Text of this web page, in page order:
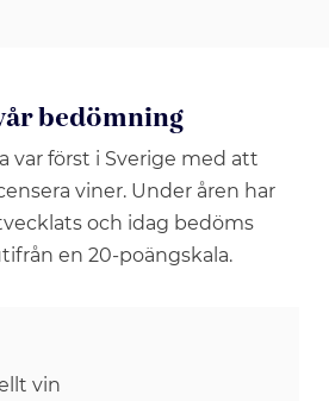
bedömning
var först i Sverige med att
viner. Under åren har
och idag bedöms
en 20-poängskala.
vin